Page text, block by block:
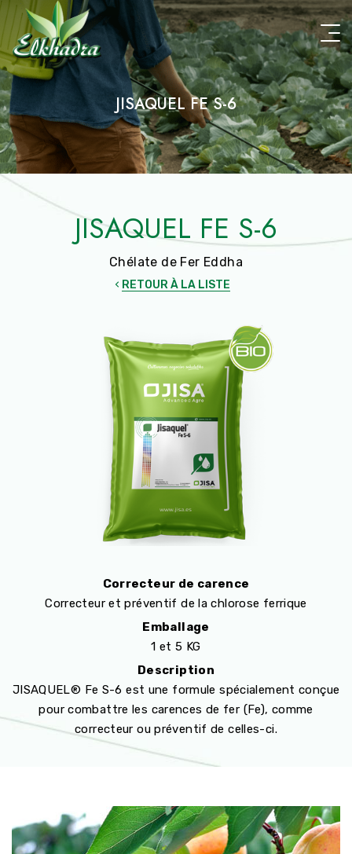
Aller
au
contenu
principal
JISAQUEL FE S-6
JISAQUEL FE S-6
Chélate de Fer Eddha
RETOUR À LA LISTE
Correcteur de carence
Correcteur et préventif de la chlorose ferrique
Emballage
1 et 5 KG
Description
JISAQUEL® Fe S-6 est une formule spécialement conçue
pour combattre les carences de fer (Fe), comme
correcteur ou préventif de celles-ci.